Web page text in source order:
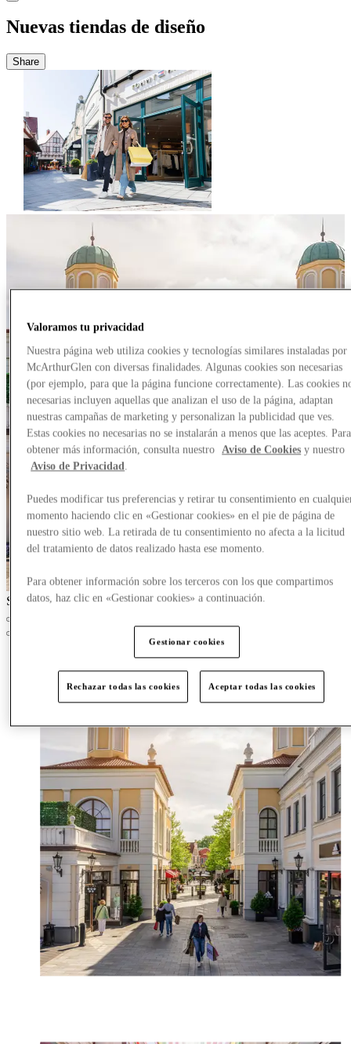
Nuevas tiendas de diseño
Share
Slide 1 of 3
Valoramos tu privacidad
Nuestra página web utiliza cookies y tecnologías similares instaladas por
McArthurGlen con diversas finalidades. Algunas cookies son necesarias
(por ejemplo, para que la página funcione correctamente). Las cookies
necesarias incluyen aquellas que analizan el uso de la página, adaptan
nuestras campañas de marketing y personalizan la publicidad que ves.
Estas cookies no necesarias no se instalarán a menos que las aceptes. Para
obtener más información, consulta nuestro
Aviso de Cookies y nuestro
Aviso de Privacidad.
Puedes modificar tus preferencias y retirar tu consentimiento en
momento haciendo clic en «Gestionar cookies» en el pie de página de
nuestro sitio web. La retirada de tu consentimiento no afecta a la licitud
del tratamiento de datos realizado hasta ese momento.
Para obtener información sobre los terceros con los que compartimos
datos, haz clic en «Gestionar cookies» a continuación.
Gestionar cookies
Rechazar todas las cookies Aceptar todas las cookies